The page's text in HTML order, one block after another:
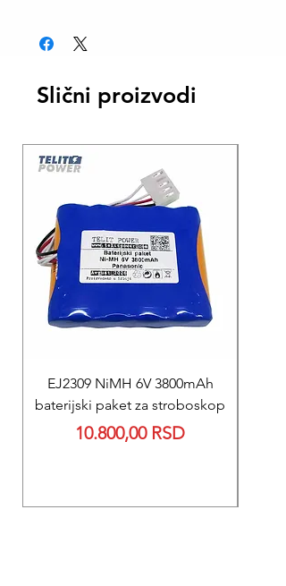
Slični proizvodi
EJ2309 NiMH 6V 3800mAh
baterijski paket za stroboskop
Price
10.800,00 RSD